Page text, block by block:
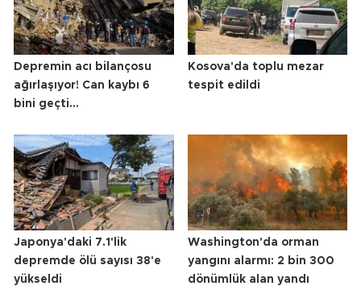
Depremin acı bilançosu
ağırlaşıyor! Can kaybı 6
bini geçti...
Kosova'da toplu mezar
tespit edildi
Japonya'daki 7.1'lik
depremde ölü sayısı 38'e
yükseldi
Washington'da orman
yangını alarmı: 2 bin 300
dönümlük alan yandı